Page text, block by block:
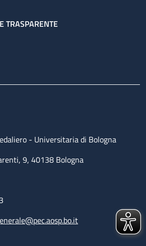
TRASPARENTE
- Universitaria di Bologna
9, 40138 Bologna